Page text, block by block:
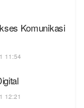
Komunikasi
11:54
12:21